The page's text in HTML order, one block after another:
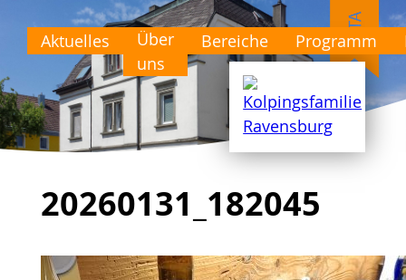
Aktuelles
Über
uns
Bereiche Programm
20260131_182045